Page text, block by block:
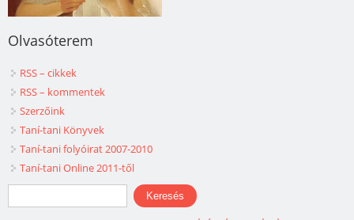
Olvasóterem
RSS – cikkek
RSS – kommentek
Szerzőink
Taní-tani Könyvek
Taní-tani folyóirat 2007-2010
Taní-tani Online 2011-től
Keresés űrlap
Keresés